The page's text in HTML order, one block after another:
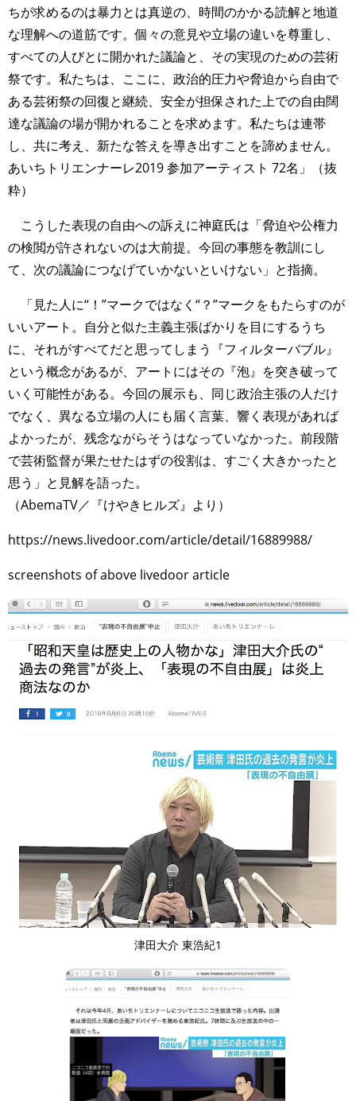
ちが求めるのは暴力とは真逆の、時間のかかる読解と地道
な理解への道筋です。個々の意見や立場の違いを尊重し、
すべての人びとに開かれた議論と、その実現のための芸術
祭です。私たちは、ここに、政治的圧力や脅迫から自由で
ある芸術祭の回復と継続、安全が担保された上での自由闊
達な議論の場が開かれることを求めます。私たちは連帯
し、共に考え、新たな答えを導き出すことを諦めません。
あいちトリエンナーレ2019 参加アーティスト 72名」（抜
粋）
こうした表現の自由への訴えに神庭氏は「脅迫や公権力
の検閲が許されないのは大前提。今回の事態を教訓にし
て、次の議論につなげていかないといけない」と指摘。
「見た人に“！”マークではなく“？”マークをもたらすのが
いいアート。自分と似た主義主張ばかりを目にするうち
に、それがすべてだと思ってしまう『フィルターバブル』
という概念があるが、アートにはその『泡』を突き破って
いく可能性がある。今回の展示も、同じ政治主張の人だけ
でなく、異なる立場の人にも届く言葉、響く表現があれば
よかったが、残念ながらそうはなっていなかった。前段階
で芸術監督が果たせたはずの役割は、すごく大きかったと
思う」と見解を語った。
（AbemaTV／『けやきヒルズ』より）
https://news.livedoor.com/article/detail/16889988/
screenshots of above livedoor article
津田大介 東浩紀1